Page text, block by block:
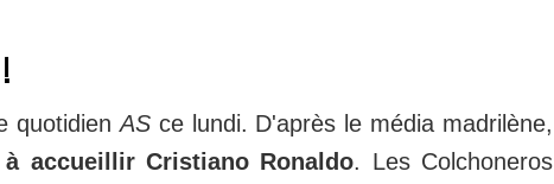
quotidienASce lundi. D'après le média madrilène,
accueillir Cristiano Ronaldo. Les Colchoneros